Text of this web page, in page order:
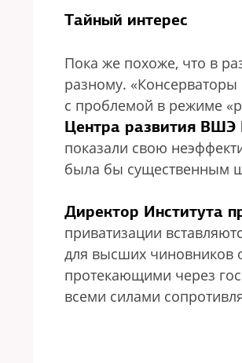
Тайный интерес
Пока же похоже, что в
разному. «Консерваторы
с проблемой в режиме
Центра развития ВШЭ
показали свою
была бы существенным
Директор Института
приватизации
для высших чиновников
протекающими через
всеми силами